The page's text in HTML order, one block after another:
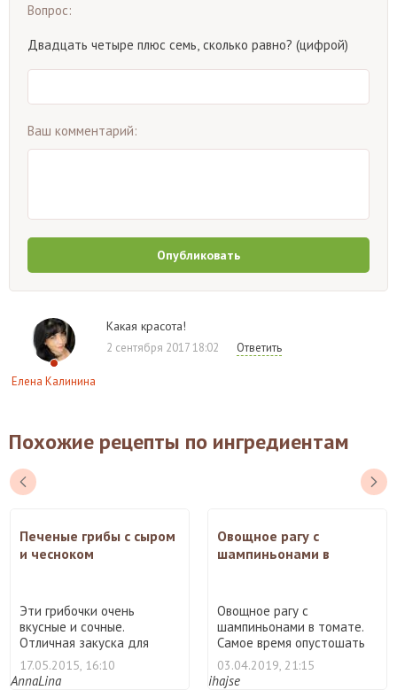
Вопрос:
Двадцать четыре плюс семь, сколько равно? (цифрой)
Ваш комментарий:
Опубликовать
Елена Калинина
Какая красота!
2 сентября 2017 18:02 Ответить
Похожие рецепты по ингредиентам
Печеные грибы с сыром
и чесноком
Эти грибочки очень
вкусные и сочные.
Отличная закуска для
празднично ...
17.05.2015, 16:10
AnnaLina
Овощное рагу с
шампиньонами в
Овощное рагу с
шампиньонами в томате.
Самое время опустошать
морозил ...
03.04.2019, 21:15
ihajse